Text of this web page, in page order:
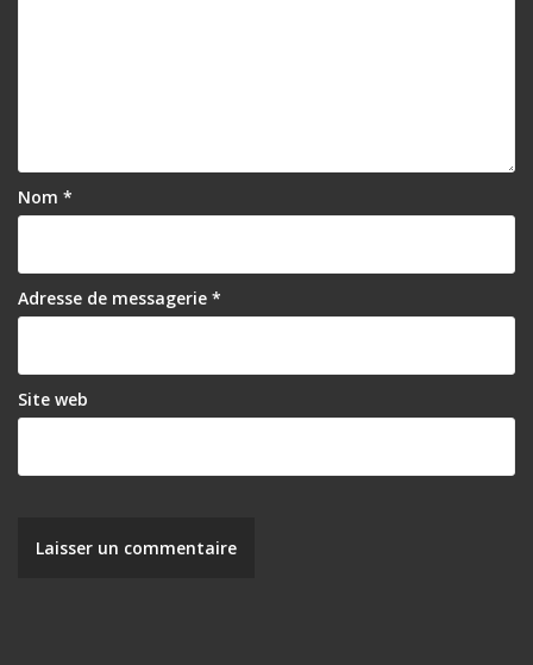
l
’
a
r
i
c
l
Nom *
Adresse de messagerie *
Site web